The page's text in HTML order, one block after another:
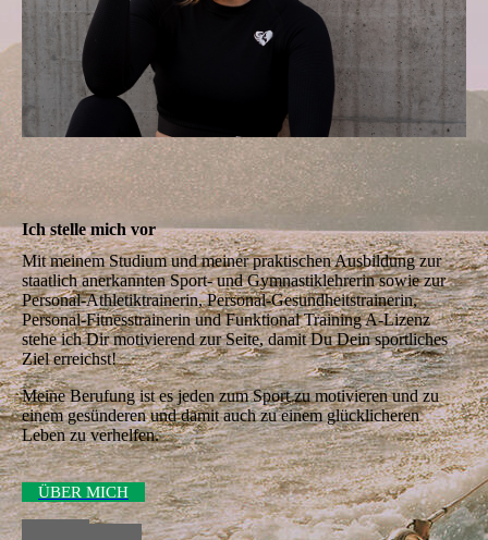
Ich stelle mich vor
Mit meinem Studium und meiner praktischen Ausbildung zur
staatlich an­er­kann­ten Sport- und Gymnastik­lehrerin sowie zur
Personal-Athletik­trainerin, Personal-Gesundheitstrainerin,
Personal-Fitness­trainerin und Funk­tional Training A-Lizenz
stehe ich Dir motivie­rend zur Seite, damit Du Dein sportliches
Ziel erreichst!
Meine Berufung ist es jeden zum Sport zu motivieren und zu
einem gesün­deren und damit auch zu einem glücklicheren
Leben zu verhelfen.
ÜBER MICH